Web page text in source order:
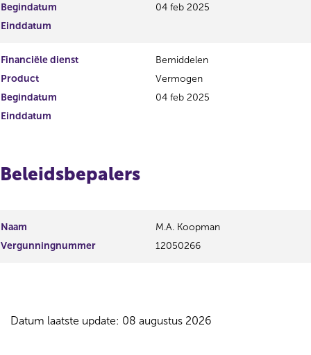
Begindatum
04 feb 2025
Einddatum
Financiële dienst
Bemiddelen
Product
Vermogen
Begindatum
04 feb 2025
Einddatum
Beleidsbepalers
Naam
M.A. Koopman
Vergunningnummer
12050266
Datum laatste update: 08 augustus 2026